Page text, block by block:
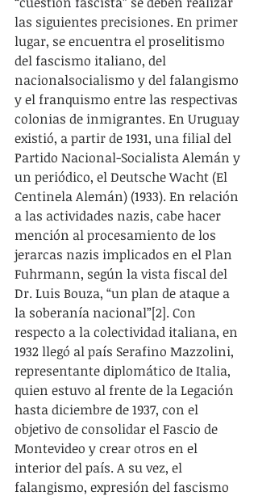
las siguientes precisiones. En primer
lugar, se encuentra el proselitismo
del fascismo italiano, del
nacionalsocialismo y del falangismo
y el franquismo entre las respectivas
colonias de inmigrantes. En Uruguay
existió, a partir de 1931, una filial del
Partido Nacional-Socialista Alemán y
un periódico, el Deutsche Wacht (El
Centinela Alemán) (1933). En relación
a las actividades nazis, cabe hacer
mención al procesamiento de los
jerarcas nazis implicados en el Plan
Fuhrmann, según la vista fiscal del
Dr. Luis Bouza, “un plan de ataque a
la soberanía nacional”[2]. Con
respecto a la colectividad italiana, en
1932 llegó al país Serafino Mazzolini,
representante diplomático de Italia,
quien estuvo al frente de la Legación
hasta diciembre de 1937, con el
objetivo de consolidar el Fascio de
Montevideo y crear otros en el
interior del país. A su vez, el
falangismo, expresión del fascismo